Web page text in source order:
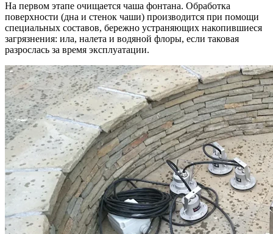
На первом этапе очищается чаша фонтана. Обработка
поверхности (дна и стенок чаши) производится при помощи
специальных составов, бережно устраняющих накопившиеся
загрязнения: ила, налета и водяной флоры, если таковая
разрослась за время эксплуатации.